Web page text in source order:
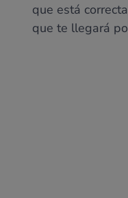
que está
que te llegará